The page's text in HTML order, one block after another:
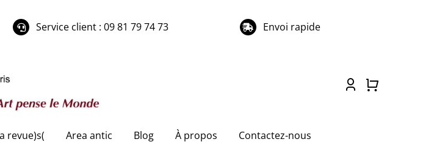
Service client : 09 81 79 74 73 Envoi rapide
revue)s( Area antic Blog À propos Contactez-nous